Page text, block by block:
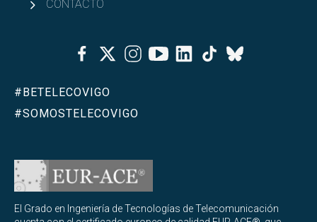
CONTACTO
FacebookTwitterInstagramYoutubeLinkedinTiktok
Bluesky
#BETELECOVIGO
#SOMOSTELECOVIGO
El Grado en Ingeniería de Tecnologías de Telecomunicación